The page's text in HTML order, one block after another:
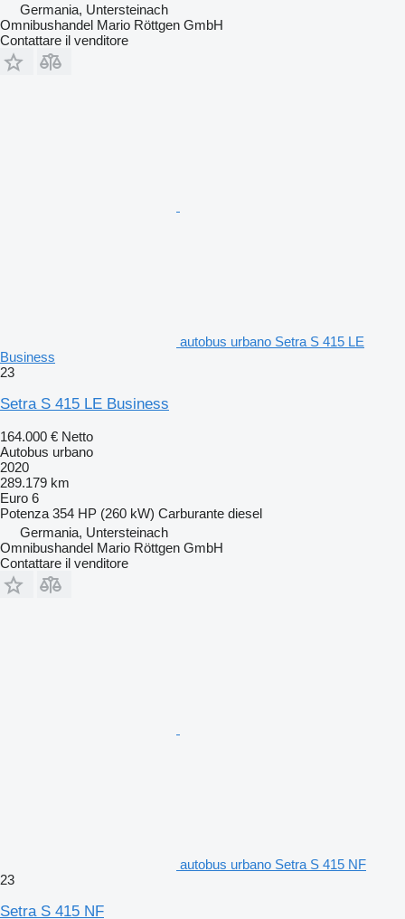
Germania, Untersteinach
Omnibushandel Mario Röttgen GmbH
Contattare il venditore
autobus urbano Setra S 415 LE
Business
23
Setra S 415 LE Business
164.000 € Netto
Autobus urbano
2020
289.179 km
Euro 6
Potenza 354 HP (260 kW) Carburante diesel
Germania, Untersteinach
Omnibushandel Mario Röttgen GmbH
Contattare il venditore
autobus urbano Setra S 415 NF
23
Setra S 415 NF